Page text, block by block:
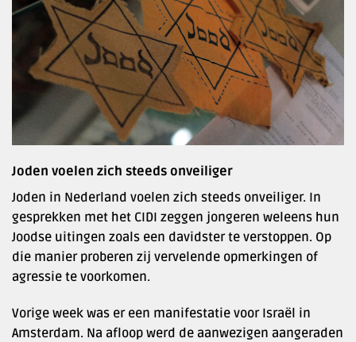
Joden voelen zich steeds onveiliger
Joden in Nederland voelen zich steeds onveiliger. In
gesprekken met het CIDI zeggen jongeren weleens hun
Joodse uitingen zoals een davidster te verstoppen. Op
die manier proberen zij vervelende opmerkingen of
agressie te voorkomen.
Vorige week was er een manifestatie voor Israël in
Amsterdam. Na afloop werd de aanwezigen aangeraden